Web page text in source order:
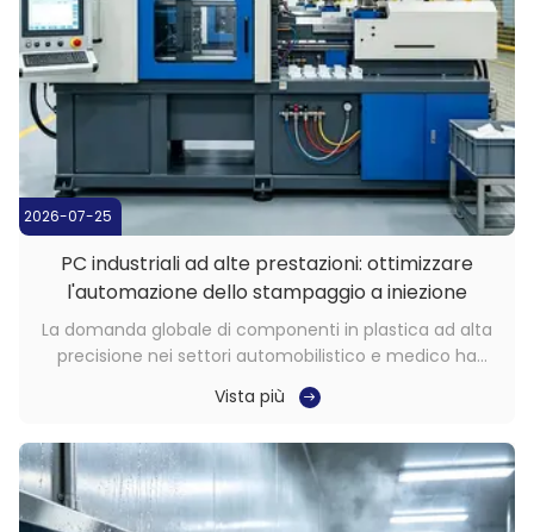
2026-07-25
PC industriali ad alte prestazioni: ottimizzare
l'automazione dello stampaggio a iniezione
La domanda globale di componenti in plastica ad alta
precisione nei settori automobilistico e medico ha
spinto i produttori di stampaggio a iniezione ad
accelerare l'automazione. Il raggiungimento di cicli di
collaborazione uomo-macchina senza ...
Vista più